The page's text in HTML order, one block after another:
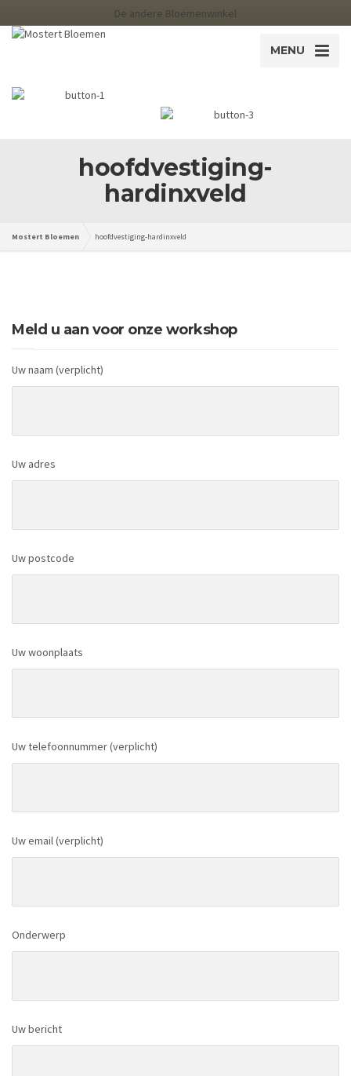
De andere Bloemenwinkel
MENU
hoofdvestiging-
hardinxveld
Mostert Bloemen hoofdvestiging-hardinxveld
Meld u aan voor onze workshop
Uw naam (verplicht)
Uw adres
Uw postcode
Uw woonplaats
Uw telefoonnummer (verplicht)
Uw email (verplicht)
Onderwerp
Uw bericht